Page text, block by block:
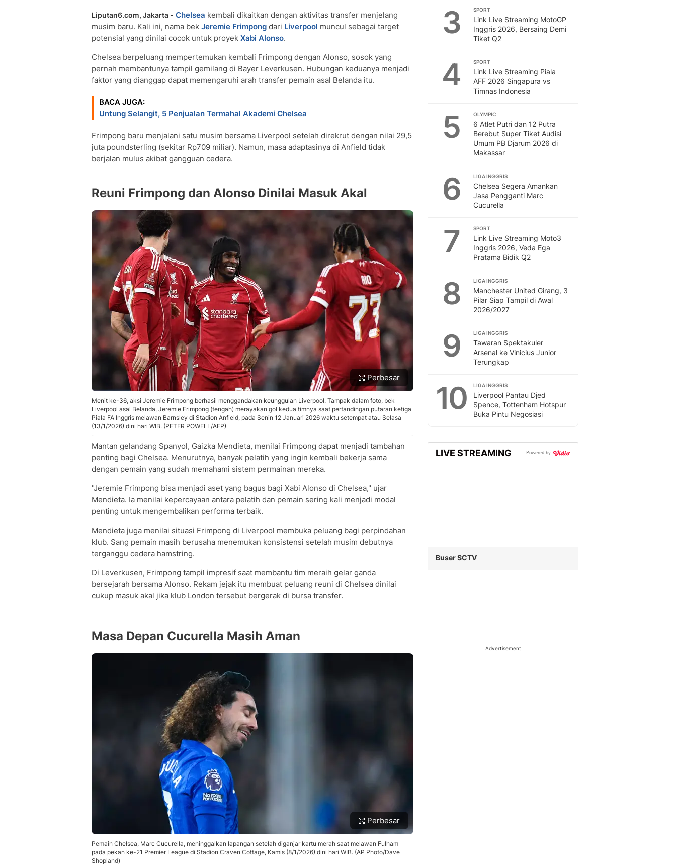
Liputan6.com, Jakarta - Chelsea kembali dikaitkan dengan aktivitas transfer menjelang
musim baru. Kali ini, nama bek Jeremie Frimpong dari Liverpool muncul sebagai target
potensial yang dinilai cocok untuk proyek Xabi Alonso.
Chelsea berpeluang mempertemukan kembali Frimpong dengan Alonso, sosok yang
pernah membantunya tampil gemilang di Bayer Leverkusen. Hubungan keduanya menjadi
faktor yang dianggap dapat memengaruhi arah transfer pemain asal Belanda itu.
BACA JUGA:
Untung Selangit, 5 Penjualan Termahal Akademi Chelsea
Frimpong baru menjalani satu musim bersama Liverpool setelah direkrut dengan nilai 29,5
juta poundsterling (sekitar Rp709 miliar). Namun, masa adaptasinya di Anfield tidak
berjalan mulus akibat gangguan cedera.
Reuni Frimpong dan Alonso Dinilai Masuk Akal
Perbesar
Menit ke-36, aksi Jeremie Frimpong berhasil menggandakan keunggulan Liverpool. Tampak dalam foto, bek
Liverpool asal Belanda, Jeremie Frimpong (tengah) merayakan gol kedua timnya saat pertandingan putaran ketiga
Piala FA Inggris melawan Barnsley di Stadion Anfield, pada Senin 12 Januari 2026 waktu setempat atau Selasa
(13/1/2026) dini hari WIB. (PETER POWELL/AFP)
Mantan gelandang Spanyol, Gaizka Mendieta, menilai Frimpong dapat menjadi tambahan
penting bagi Chelsea. Menurutnya, banyak pelatih yang ingin kembali bekerja sama
dengan pemain yang sudah memahami sistem permainan mereka.
"Jeremie Frimpong bisa menjadi aset yang bagus bagi Xabi Alonso di Chelsea," ujar
Mendieta. Ia menilai kepercayaan antara pelatih dan pemain sering kali menjadi modal
penting untuk mengembalikan performa terbaik.
Mendieta juga menilai situasi Frimpong di Liverpool membuka peluang bagi perpindahan
klub. Sang pemain masih berusaha menemukan konsistensi setelah musim debutnya
terganggu cedera hamstring.
Di Leverkusen, Frimpong tampil impresif saat membantu tim meraih gelar ganda
bersejarah bersama Alonso. Rekam jejak itu membuat peluang reuni di Chelsea dinilai
cukup masuk akal jika klub London tersebut bergerak di bursa transfer.
Masa Depan Cucurella Masih Aman
Perbesar
Pemain Chelsea, Marc Cucurella, meninggalkan lapangan setelah diganjar kartu merah saat melawan Fulham
pada pekan ke-21 Premier League di Stadion Craven Cottage, Kamis (8/1/2026) dini hari WIB. (AP Photo/Dave
Shopland)
3 SPORT
Link Live Streaming MotoGP
Inggris 2026, Bersaing Demi
Tiket Q2
4 SPORT
Link Live Streaming Piala
AFF 2026 Singapura vs
Timnas Indonesia
5 OLYMPIC
6 Atlet Putri dan 12 Putra
Berebut Super Tiket Audisi
Umum PB Djarum 2026 di
Makassar
6 LIGA INGGRIS
Chelsea Segera Amankan
Jasa Pengganti Marc
Cucurella
7 SPORT
Link Live Streaming Moto3
Inggris 2026, Veda Ega
Pratama Bidik Q2
8 LIGA INGGRIS
Manchester United Girang, 3
Pilar Siap Tampil di Awal
2026/2027
9 LIGA INGGRIS
Tawaran Spektakuler
Arsenal ke Vinicius Junior
Terungkap
10 LIGA INGGRIS
Liverpool Pantau Djed
Spence, Tottenham Hotspur
Buka Pintu Negosiasi
LIVE STREAMING Powered by
Buser SCTV
Advertisement